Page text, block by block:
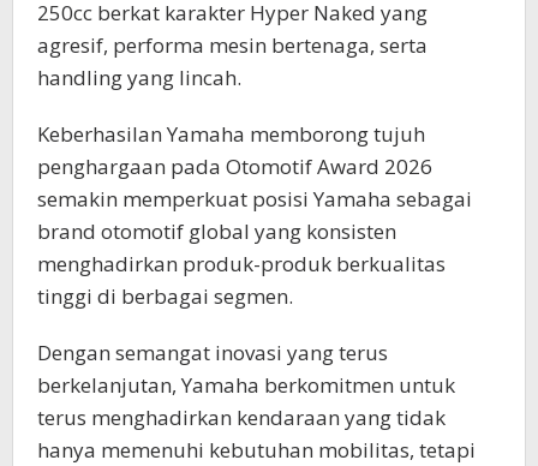
250cc berkat karakter Hyper Naked yang
agresif, performa mesin bertenaga, serta
handling yang lincah.
Keberhasilan Yamaha memborong tujuh
penghargaan pada Otomotif Award 2026
semakin memperkuat posisi Yamaha sebagai
brand otomotif global yang konsisten
menghadirkan produk-produk berkualitas
tinggi di berbagai segmen.
Dengan semangat inovasi yang terus
berkelanjutan, Yamaha berkomitmen untuk
terus menghadirkan kendaraan yang tidak
hanya memenuhi kebutuhan mobilitas, tetapi